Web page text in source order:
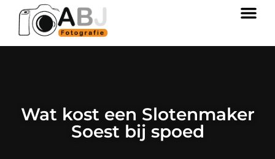
Wat kost een Slotenmaker
Soest bij spoed